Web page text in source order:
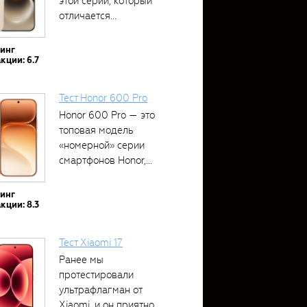
6.7
отличается...
8.3
Тест Honor 600 Pro
Honor 600 Pro — это
топовая модель
«номерной» серии
смартфонов Honor,...
Тест Xiaomi 17
Ранее мы
протестировали
ультрафлагман от